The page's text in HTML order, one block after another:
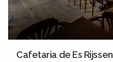
Cafetaria de Es Rijssen